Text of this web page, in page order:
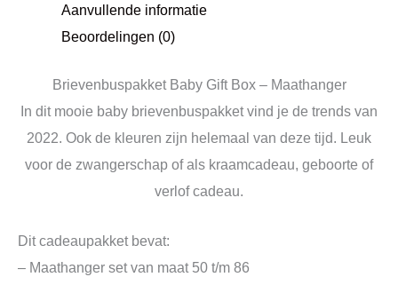
Aanvullende informatie
Beoordelingen (0)
Brievenbuspakket Baby Gift Box – Maathanger
In dit mooie baby brievenbuspakket vind je de trends van
2022. Ook de kleuren zijn helemaal van deze tijd. Leuk
voor de zwangerschap of als kraamcadeau, geboorte of
verlof cadeau.
Dit cadeaupakket bevat:
– Maathanger set van maat 50 t/m 86